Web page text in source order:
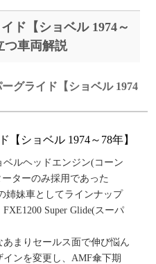
ド【ショベル 1974～
立つ車両解説
グライド【ショベル 1974
ベルヘッドエンジン(コーン
ターのみ採用であった
姉妹車としてラインナップ
Super Glide(スーパ
まりセールス面で伸び悩ん
ンを変更し、AMF傘下期